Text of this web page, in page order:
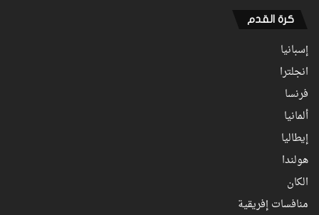
كرة القدم
إسبانيا
انجلترا
فرنسا
ألمانيا
إيطاليا
هولندا
الكان
منافسات إفريقية